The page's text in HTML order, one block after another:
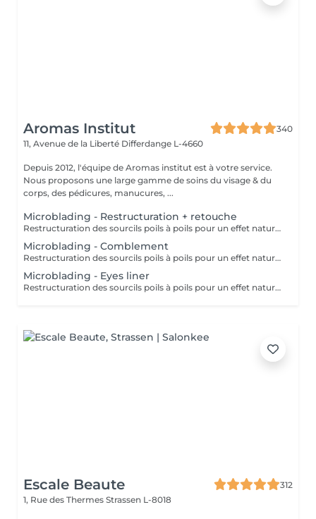
Aromas Institut
340
11, Avenue de la Liberté Differdange L-4660
Depuis 2012, l'équipe de Aromas institut est à votre service.
Nous proposons une large gamme de soins du visage & du
corps, des pédicures, manucures, ...
Microblading - Restructuration + retouche
Restructuration des sourcils poils à poils pour un effet naturel. Utilisation de pigment d'origine naturel & Bio. Nous vous prions de bien vouloir respecter votre rendez-vous. En prenant rendez-vous, vous occupez une place, dont une autre personne aurait éventuellement besoin. Tout rendez-vous non annulé 24h en avance, est susceptible d'être facturé. (Si vous ne pouvez pas vous présenter à votre RDV, proposez-le éventuellement à un proche ou à un ami) Toute l'équipe de Aromas Institut vous remercie pour votre respect et votre compréhension.
Microblading - Comblement
Restructuration des sourcils poils à poils pour un effet naturel. Utilisation de pigment d'origine naturel & Bio. Nous vous prions de bien vouloir respecter votre rendez-vous. En prenant rendez-vous, vous occupez une place, dont une autre personne aurait éventuellement besoin. Tout rendez-vous non annulé 24h en avance, est susceptible d'être facturé. (Si vous ne pouvez pas vous présenter à votre RDV, proposez-le éventuellement à un proche ou à un ami) Toute l'équipe de Aromas Institut vous remercie pour votre respect et votre compréhension.
Microblading - Eyes liner
Restructuration des sourcils poils à poils pour un effet naturel. Utilisation de pigment d'origine naturel & Bio. Nous vous prions de bien vouloir respecter votre rendez-vous. En prenant rendez-vous, vous occupez une place, dont une autre personne aurait éventuellement besoin. Tout rendez-vous non annulé 24h en avance, est susceptible d'être facturé. (Si vous ne pouvez pas vous présenter à votre RDV, proposez-le éventuellement à un proche ou à un ami) Toute l'équipe de Aromas Institut vous remercie pour votre respect et votre compréhension.
Escale Beaute
312
1, Rue des Thermes Strassen L-8018